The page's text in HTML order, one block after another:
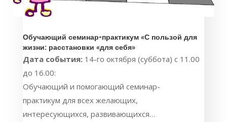
Обучающий семинар-практикум «С пользой для
жизни: расстановки «для себя»
Дата события: 14-го октября (суббота) с 11.00
до 16.00:
Обучающий и помогающий семинар-
практикум для всех желающих,
интересующихся, развивающихся…